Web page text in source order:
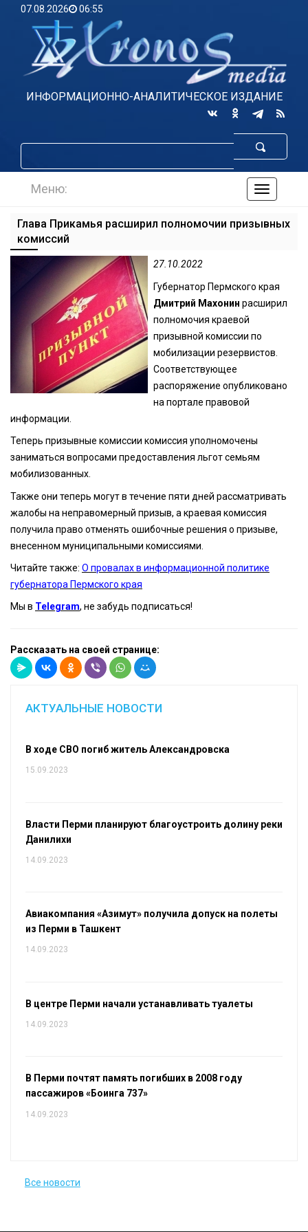
07.08.2026 06:55
ИНФОРМАЦИОННО-АНАЛИТИЧЕСКОЕ ИЗДАНИЕ
по
Меню:
Глава Прикамья расширил полномочии призывных
комиссий
27.10.2022
Губернатор Пермского края
Дмитрий Махонин расширил
полномочия краевой
призывной комиссии по
мобилизации резервистов.
Соответствующее
распоряжение опубликовано
на портале правовой
информации.
Теперь призывные комиссии комиссия уполномочены
заниматься вопросами предоставления льгот семьям
мобилизованных.
Также они теперь могут в течение пяти дней рассматривать
жалобы на неправомерный призыв, а краевая комиссия
получила право отменять ошибочные решения о призыве,
внесенном муниципальными комиссиями.
Читайте также: О провалах в информационной политике
губернатора Пермского края
Мы в Telegram, не забудь подписаться!
Рассказать на своей странице:
АКТУАЛЬНЫЕ НОВОСТИ
В ходе СВО погиб житель Александровска
15.09.2023
Власти Перми планируют благоустроить долину реки
Данилихи
14.09.2023
Авиакомпания «Азимут» получила допуск на полеты
из Перми в Ташкент
14.09.2023
В центре Перми начали устанавливать туалеты
14.09.2023
В Перми почтят память погибших в 2008 году
пассажиров «Боинга 737»
14.09.2023
Все новости